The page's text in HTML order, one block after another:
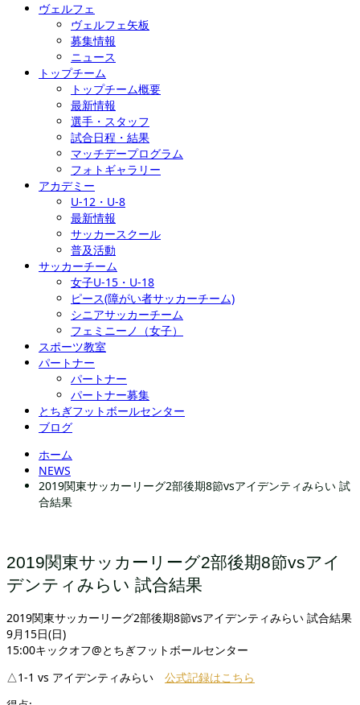
ヴェルフェ
ヴェルフェ矢板
募集情報
ニュース
トップチーム
トップチーム概要
最新情報
選手・スタッフ
試合日程・結果
マッチデープログラム
フォトギャラリー
アカデミー
U-12・U-8
最新情報
サッカースクール
普及活動
サッカーチーム
女子U-15・U-18
ピース(障がい者サッカーチーム)
シニアサッカーチーム
フェミニーノ（女子）
スポーツ教室
パートナー
パートナー
パートナー募集
とちぎフットボールセンター
ブログ
ホーム
NEWS
2019関東サッカーリーグ2部後期8節vsアイデンティみらい 試
合結果
2019関東サッカーリーグ2部後期8節vsアイ
デンティみらい 試合結果
2019関東サッカーリーグ2部後期8節vsアイデンティみらい 試合結果
9月15日(日)
15:00キックオフ@とちぎフットボールセンター
△1-1 vs アイデンティみらい 公式記録はこちら